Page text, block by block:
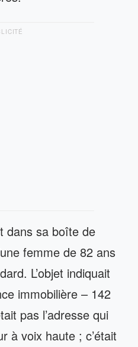
dans sa boîte de
femme de 82 ans
L’objet indiquait
immobilière – 142
pas l’adresse qui
à voix haute ; c’était